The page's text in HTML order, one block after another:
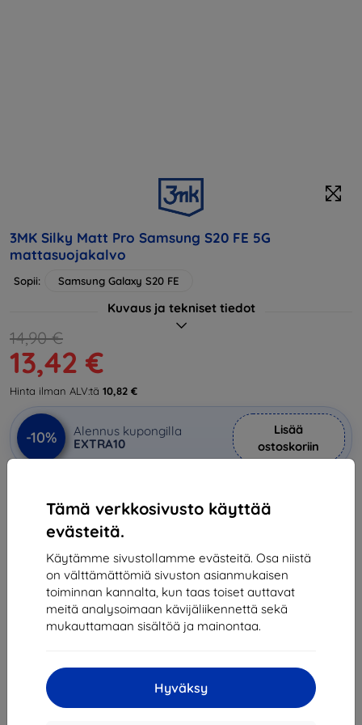
Tämä verkkosivusto käyttää
evästeitä.
Käytämme sivustollamme evästeitä. Osa niistä
on välttämättömiä sivuston asianmukaisen
toiminnan kannalta, kun taas toiset auttavat
meitä analysoimaan kävijäliikennettä sekä
mukauttamaan sisältöä ja mainontaa.
Hyväksy
3MK Silky Matt Pro Samsung S20 FE 5G
mattasuojakalvo
Sopii: Samsung Galaxy S20 FE
Kuvaus ja tekniset tiedot
14,90 €
13,42 €
Hinta ilman ALV:tä 10,82 €
-10%
Alennus kupongilla
EXTRA10
Lisää
ostoskoriin
Varastossa > 5 kpl
Lisää ostoskoriin
Määräalennukset
3kpl+
12,67 €/kpl